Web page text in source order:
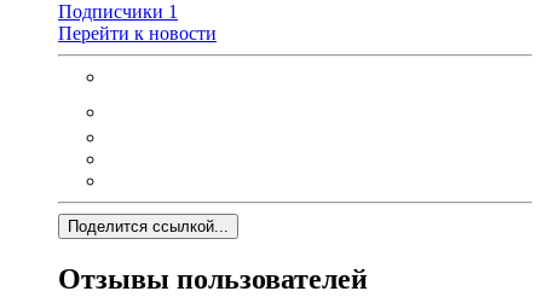
Подписчики 1
Перейти к новости
Поделится ссылкой...
Отзывы пользователей